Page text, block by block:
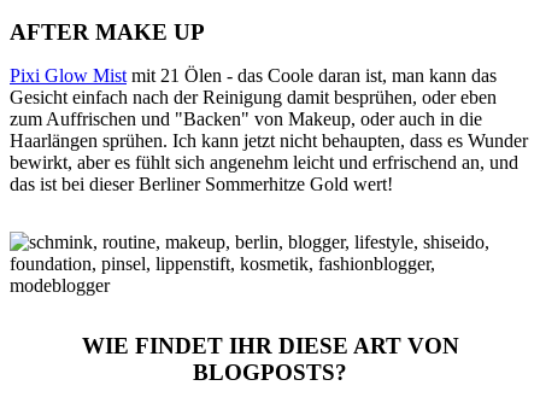
AFTER MAKE UP
Pixi Glow Mist mit 21 Ölen - das Coole daran ist, man kann das
Gesicht einfach nach der Reinigung damit besprühen, oder eben
zum Auffrischen und "Backen" von Makeup, oder auch in die
Haarlängen sprühen. Ich kann jetzt nicht behaupten, dass es Wunder
bewirkt, aber es fühlt sich angenehm leicht und erfrischend an, und
das ist bei dieser Berliner Sommerhitze Gold wert!
WIE FINDET IHR DIESE ART VON
BLOGPOSTS?